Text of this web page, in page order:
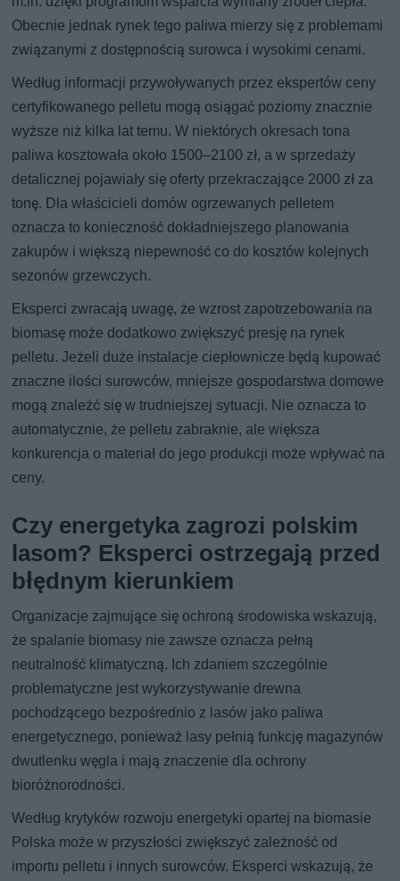
Obecnie jednak rynek tego paliwa mierzy się z problemami
związanymi z dostępnością surowca i wysokimi cenami.
Według informacji przywoływanych przez ekspertów ceny
certyfikowanego pelletu mogą osiągać poziomy znacznie
wyższe niż kilka lat temu. W niektórych okresach tona
paliwa kosztowała około 1500–2100 zł, a w sprzedaży
detalicznej pojawiały się oferty przekraczające 2000 zł za
tonę. Dla właścicieli domów ogrzewanych pelletem
oznacza to konieczność dokładniejszego planowania
zakupów i większą niepewność co do kosztów kolejnych
sezonów grzewczych.
Eksperci zwracają uwagę, że wzrost zapotrzebowania na
biomasę może dodatkowo zwiększyć presję na rynek
pelletu. Jeżeli duże instalacje ciepłownicze będą kupować
znaczne ilości surowców, mniejsze gospodarstwa domowe
mogą znaleźć się w trudniejszej sytuacji. Nie oznacza to
automatycznie, że pelletu zabraknie, ale większa
konkurencja o materiał do jego produkcji może wpływać na
ceny.
Czy energetyka zagrozi polskim
lasom? Eksperci ostrzegają przed
błędnym kierunkiem
Organizacje zajmujące się ochroną środowiska wskazują,
że spalanie biomasy nie zawsze oznacza pełną
neutralność klimatyczną. Ich zdaniem szczególnie
problematyczne jest wykorzystywanie drewna
pochodzącego bezpośrednio z lasów jako paliwa
energetycznego, ponieważ lasy pełnią funkcję magazynów
dwutlenku węgla i mają znaczenie dla ochrony
bioróżnorodności.
Według krytyków rozwoju energetyki opartej na biomasie
Polska może w przyszłości zwiększyć zależność od
importu pelletu i innych surowców. Eksperci wskazują, że